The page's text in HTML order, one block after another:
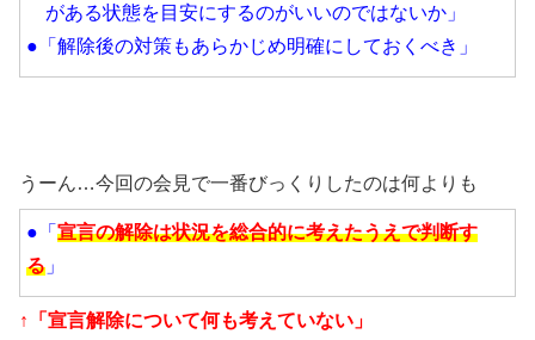
がある状態を目安にするのがいいのではないか」
●「解除後の対策もあらかじめ明確にしておくべき」
うーん…今回の会見で一番びっくりしたのは何よりも
●「 宣言の解除は状況を総合的に考えたうえで判断す
る 」
↑「宣言解除について何も考えていない」